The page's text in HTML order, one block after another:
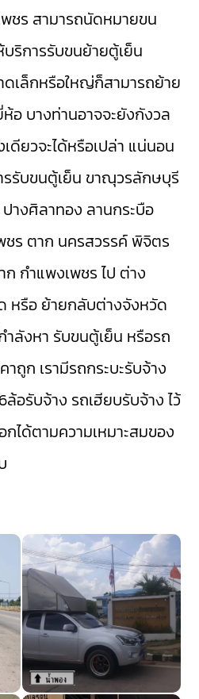
ชร สามารถนัดหมายขน
ริการรับขนย้ายตู้เย็น
เล็กหรือใหญ่ก็สามารถย้าย
อ บางท่านอาจจะยังกังวล
ดียวจะได้หรือเปล่า แน่นอน
รรับขนตู้เย็น ขาณุวรลักษบุรี
ปางศิลาทอง ลานกระบือ
ชร ตาก นครสวรรค์ พิจิตร
ก กำแพงเพชร ไป ต่าง
หรือ ย้ายกลับต่างจังหวัด
ำลังหา รับขนตู้เย็น หรือรถ
าถูก เรามีรถกระบะรับจ้าง
ล้อรับจ้าง รถเฮียบรับจ้างไว้
ได้ตามความเหมาะสมของ